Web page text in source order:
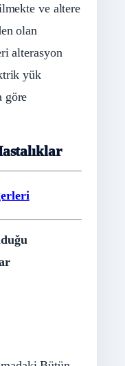
ve altere
olan
alterasyon
yük
göre